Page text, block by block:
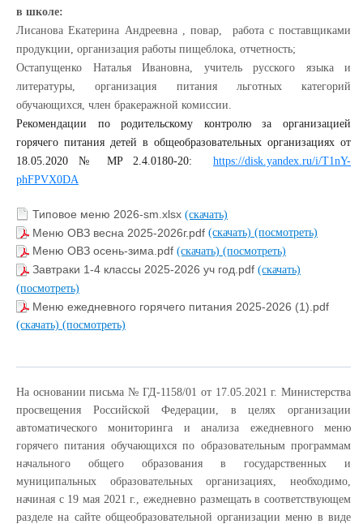
в школе:
Лисанова Екатерина Андреевна , повар, работа с поставщиками
продукции, организация работы пищеблока, отчетность;
Остапущенко Наталья Ивановна, учитель русского языка и
литературы, организация питания льготных категорий
обучающихся, член бракеражной комиссии.
Рекомендации по родительскому контролю за организацией
горячего питания детей в общеобразовательных организациях от
18.05.2020 № МР 2.4.0180-20:
https://disk.yandex.ru/i/T1nY-
phFPVX0DA
Типовое меню 2026-sm.xlsx (скачать)
Меню ОВЗ весна 2025-2026г.pdf (скачать) (посмотреть)
Меню ОВЗ осень-зима.pdf (скачать) (посмотреть)
Завтраки 1-4 классы 2025-2026 уч год.pdf (скачать)
(посмотреть)
Меню ежедневного горячего питания 2025-2026 (1).pdf
(скачать) (посмотреть)
На основании письма № ГД-1158/01 от 17.05.2021 г. Министерства
просвещения Российской Федерации, в целях организации
автоматического мониторинга и анализа ежедневного меню
горячего питания обучающихся по образовательным программам
начального общего образования в государственных и
муниципальных образовательных организациях, необходимо,
начиная с 19 мая 2021 г., ежедневно размещать в соответствующем
разделе на сайте общеобразовательной организации меню в виде